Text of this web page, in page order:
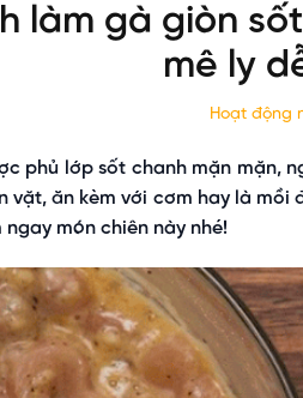
làm gà giòn
mê ly
Hoạt động
phủ lớp sốt chanh mặn mặn,
vặt, ăn kèm với cơm hay là
ngay món chiên này nhé!